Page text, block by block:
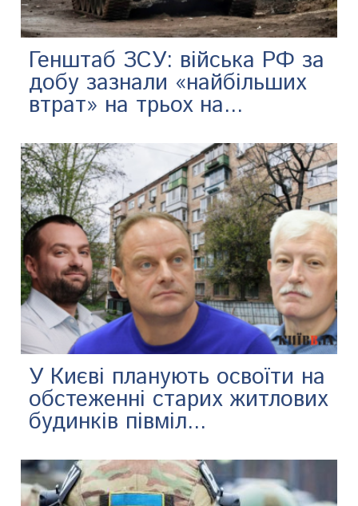
Генштаб ЗСУ: війська РФ за
добу зазнали «найбільших
втрат» на трьох на...
У Києві планують освоїти на
обстеженні старих житлових
будинків півміл...